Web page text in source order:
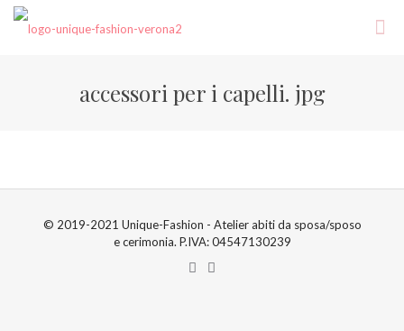
accessori per i capelli. jpg
© 2019-2021 Unique-Fashion - Atelier abiti da sposa/sposo
e cerimonia. P.IVA: 04547130239